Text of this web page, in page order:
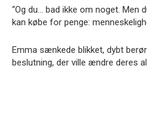
“Og du… bad ikke om noget. Men
kan købe for penge:
Emma sænkede blikket, dybt
beslutning, der ville ændre deres